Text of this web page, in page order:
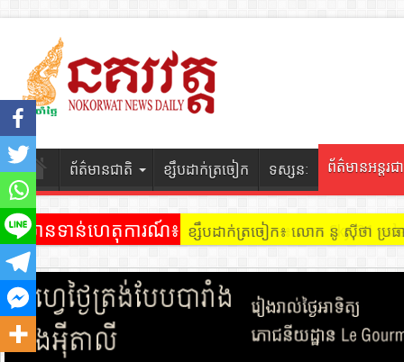
ព័ត៌មានជាតិ ខ្សឹបដាក់ត្រចៀក ទស្សនៈ ព័ត៌មានអន្តរជ
ព័ត៌មានទាន់ហេតុការណ៍៖ ខ្សឹបដាក់ត្រចៀក ៖ អគារ Sky 31